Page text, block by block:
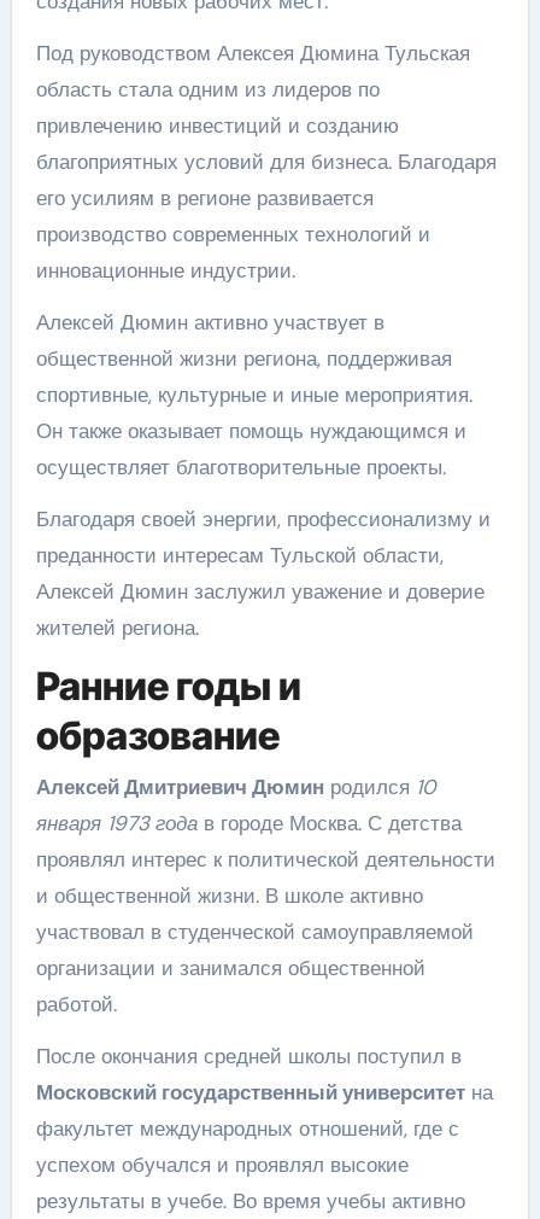
Под руководством Алексея Дюмина Тульская
область стала одним из лидеров по
привлечению инвестиций и созданию
благоприятных условий для бизнеса. Благодаря
его усилиям в регионе развивается
производство современных технологий и
инновационные индустрии.
Алексей Дюмин активно участвует в
общественной жизни региона, поддерживая
спортивные, культурные и иные мероприятия.
Он также оказывает помощь нуждающимся и
осуществляет благотворительные проекты.
Благодаря своей энергии, профессионализму и
преданности интересам Тульской области,
Алексей Дюмин заслужил уважение и доверие
жителей региона.
Ранние годы и
образование
Алексей Дмитриевич Дюмин родился 10
января 1973 годав городе Москва. С детства
проявлял интерес к политической деятельности
и общественной жизни. В школе активно
участвовал в студенческой самоуправляемой
организации и занимался общественной
работой.
После окончания средней школы поступил в
Московский государственный университетна
факультет международных отношений, где с
успехом обучался и проявлял высокие
результаты в учебе. Во время учебы активно